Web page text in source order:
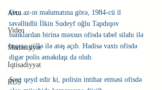
Avto
Video
Mədəniyyət
İqtisadiyyat
RUS
Oxu.az-ın məlumatına görə, 1984-cü il
təvəllüdlü İlkin Sudeyf oğlu Tapdıqov
banklardan birinə məxsus ofisdə tabel silahı ilə
başına güllə ilə atəş açıb. Hadisə vaxtı ofisdə
digər polis əməkdaşı da olub.
Sayt qeyd edir ki, polisin intihar etməsi ofisdə